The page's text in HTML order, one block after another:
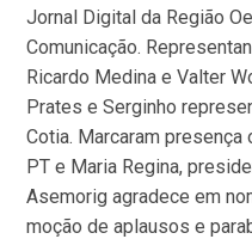
Jornal Digital da Região
Comunicação.
Ricardo Medina e Valter
Prates e Serginho
Cotia. Marcaram
PT e Maria Regina,
Asemorig agradece em
moção de aplausos e